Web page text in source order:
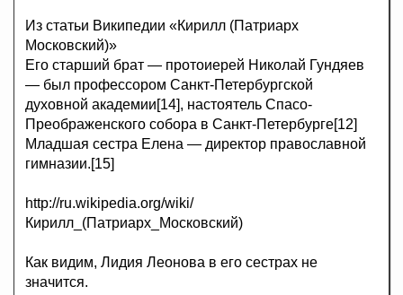
Из статьи Википедии «Кирилл (Патриарх
Московский)»
Его старший брат — протоиерей Николай Гундяев
— был профессором Санкт-Петербургской
духовной академии[14], настоятель Спасо-
Преображенского собора в Санкт-Петербурге[12]
Младшая сестра Елена — директор православной
гимназии.[15]
http://ru.wikipedia.org/wiki/
Кирилл_(Патриарх_Московский)
Как видим, Лидия Леонова в его сестрах не
значится.